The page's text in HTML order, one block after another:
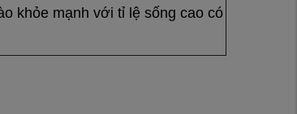
khỏe mạnh với tỉ lệ sống cao có